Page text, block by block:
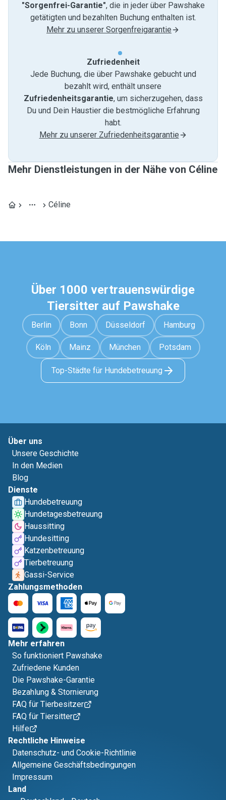
"Sorgenfrei-Garantie", die in jeder über Pawshake
getätigten und bezahlten Buchung enthalten ist.
Mehr zu unserer Sorgenfreigarantie
Zufriedenheit
Jede Buchung, die über Pawshake gebucht und
bezahlt wird, enthält unsere
Zufriedenheitsgarantie, um sicherzugehen, dass
Du und Dein Haustier die bestmögliche Erfahrung
habt.
Mehr zu unserer Zufriedenheitsgarantie
Mehr Dienstleistungen in der Nähe von Céline
Céline
Über 1000 vertrauenswürdige
Tiersitter auf Pawshake
Berlin Bonn Düsseldorf Hamburg
Köln Mainz München Potsdam
Top-Städte für Hundebetreuung
Über uns
Unsere Geschichte
In den Medien
Blog
Dienste
Hundebetreuung
Hundetagesbetreuung
Haussitting
Hundesitting
Katzenbetreuung
Tierbetreuung
Gassi-Service
Zahlungsmethoden
Mehr erfahren
So funktioniert Pawshake
Zufriedene Kunden
Die Pawshake-Garantie
Bezahlung & Stornierung
FAQ für Tierbesitzer
FAQ für Tiersitter
Hilfe
Rechtliche Hinweise
Datenschutz- und Cookie-Richtlinie
Allgemeine Geschäftsbedingungen
Impressum
Land